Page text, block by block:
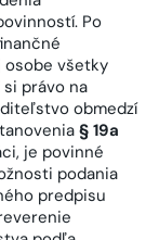
Po
všetky
právo na
obmedzí
§ 19a
je povinné
podania
predpisu